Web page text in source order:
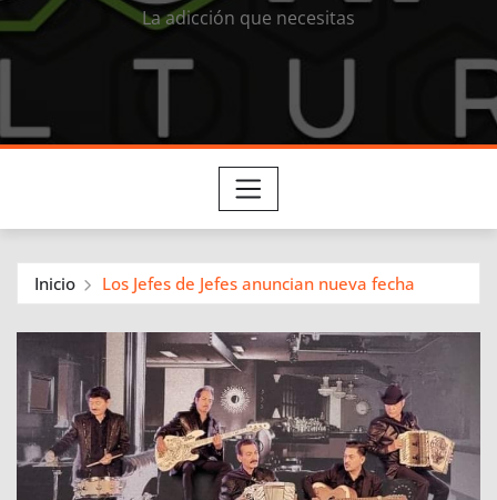
La adicción que necesitas
Inicio Los Jefes de Jefes anuncian nueva fecha